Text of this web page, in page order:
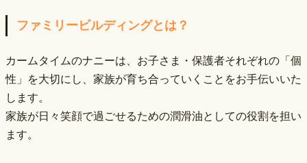
ファミリービルディングとは？
カームタイムのナニーは、お子さま・保護者それぞれの「個
性」を大切にし、家族が育ち合っていくことをお手伝いいた
します。
家族が日々笑顔で過ごせるための潤滑油としての役割を担い
ます。